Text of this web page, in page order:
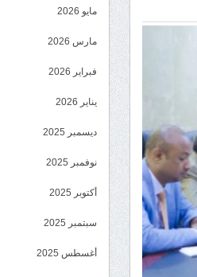
مايو 2026
مارس 2026
فبراير 2026
يناير 2026
ديسمبر 2025
نوفمبر 2025
أكتوبر 2025
سبتمبر 2025
أغسطس 2025